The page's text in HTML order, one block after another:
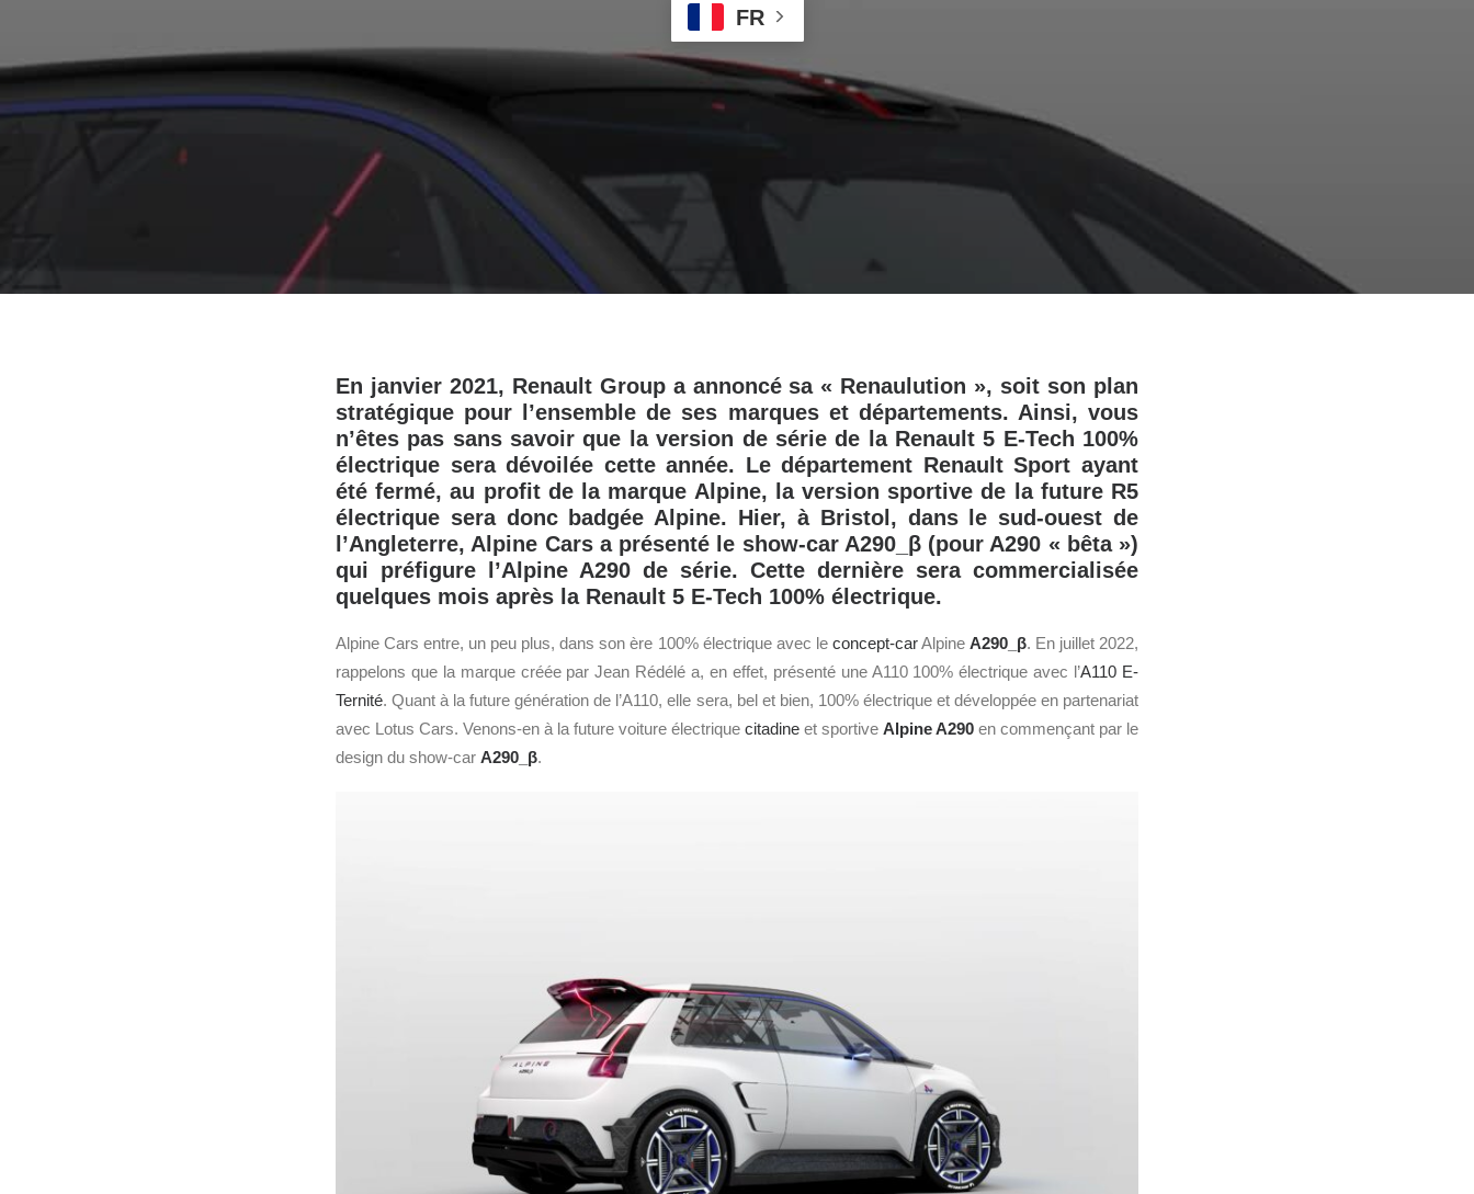
FR
En janvier 2021, Renault Group a annoncé sa « Renaulution », soit son plan
stratégique pour l’ensemble de ses marques et départements. Ainsi, vous
n’êtes pas sans savoir que la version de série de la Renault 5 E-Tech 100%
électrique sera dévoilée cette année. Le département Renault Sport ayant
été fermé, au profit de la marque Alpine, la version sportive de la future R5
électrique sera donc badgée Alpine. Hier, à Bristol, dans le sud-ouest de
l’Angleterre, Alpine Cars a présenté le show-car A290_β (pour A290 « bêta »)
qui préfigure l’Alpine A290 de série. Cette dernière sera commercialisée
quelques mois après la Renault 5 E-Tech 100% électrique.
Alpine Cars entre, un peu plus, dans son ère 100% électrique avec le concept-carAlpine A290_β. En juillet 2022,
rappelons que la marque créée par Jean Rédélé a, en effet, présenté une A110 100% électrique avec l’A110 E-
Ternité. Quant à la future génération de l’A110, elle sera, bel et bien, 100% électrique et développée en partenariat
avec Lotus Cars. Venons-en à la future voiture électrique citadine et sportive Alpine A290 en commençant par le
design du show-car A290_β.